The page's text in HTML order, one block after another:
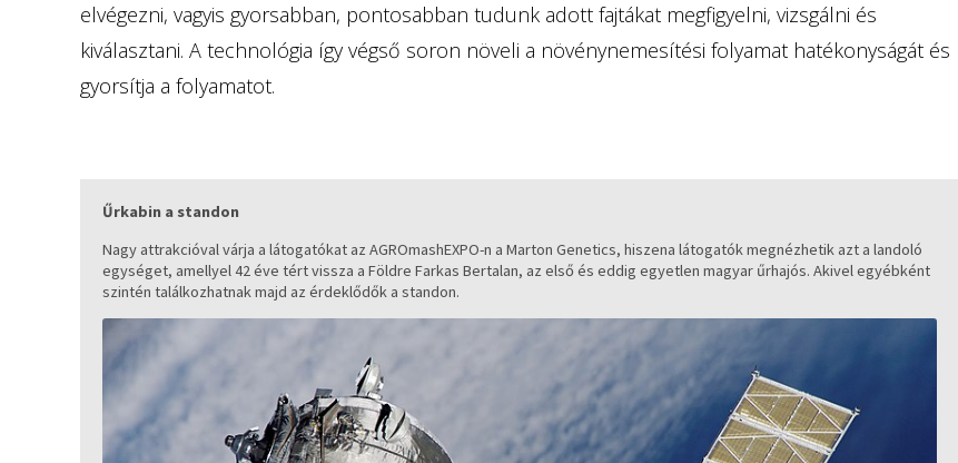
elvégezni, vagyis gyorsabban, pontosabban tudunk adott fajtákat megfigyelni, vizsgálni és
kiválasztani. A technológia így végső soron növeli a növénynemesítési folyamat hatékonyságát és
gyorsítja a folyamatot.
Űrkabin a standon
Nagy attrakcióval várja a látogatókat az AGROmashEXPO-n a Marton Genetics, hiszena látogatók megnézhetik azt a landoló
egységet, amellyel 42 éve tért vissza a Földre Farkas Bertalan, az első és eddig egyetlen magyar űrhajós. Akivel egyébként
szintén találkozhatnak majd az érdeklődők a standon.